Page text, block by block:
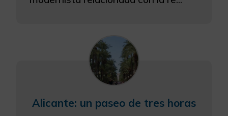
Alicante: un paseo de tres horas